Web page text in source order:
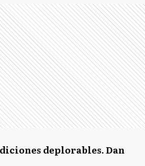
deplorables. Dan